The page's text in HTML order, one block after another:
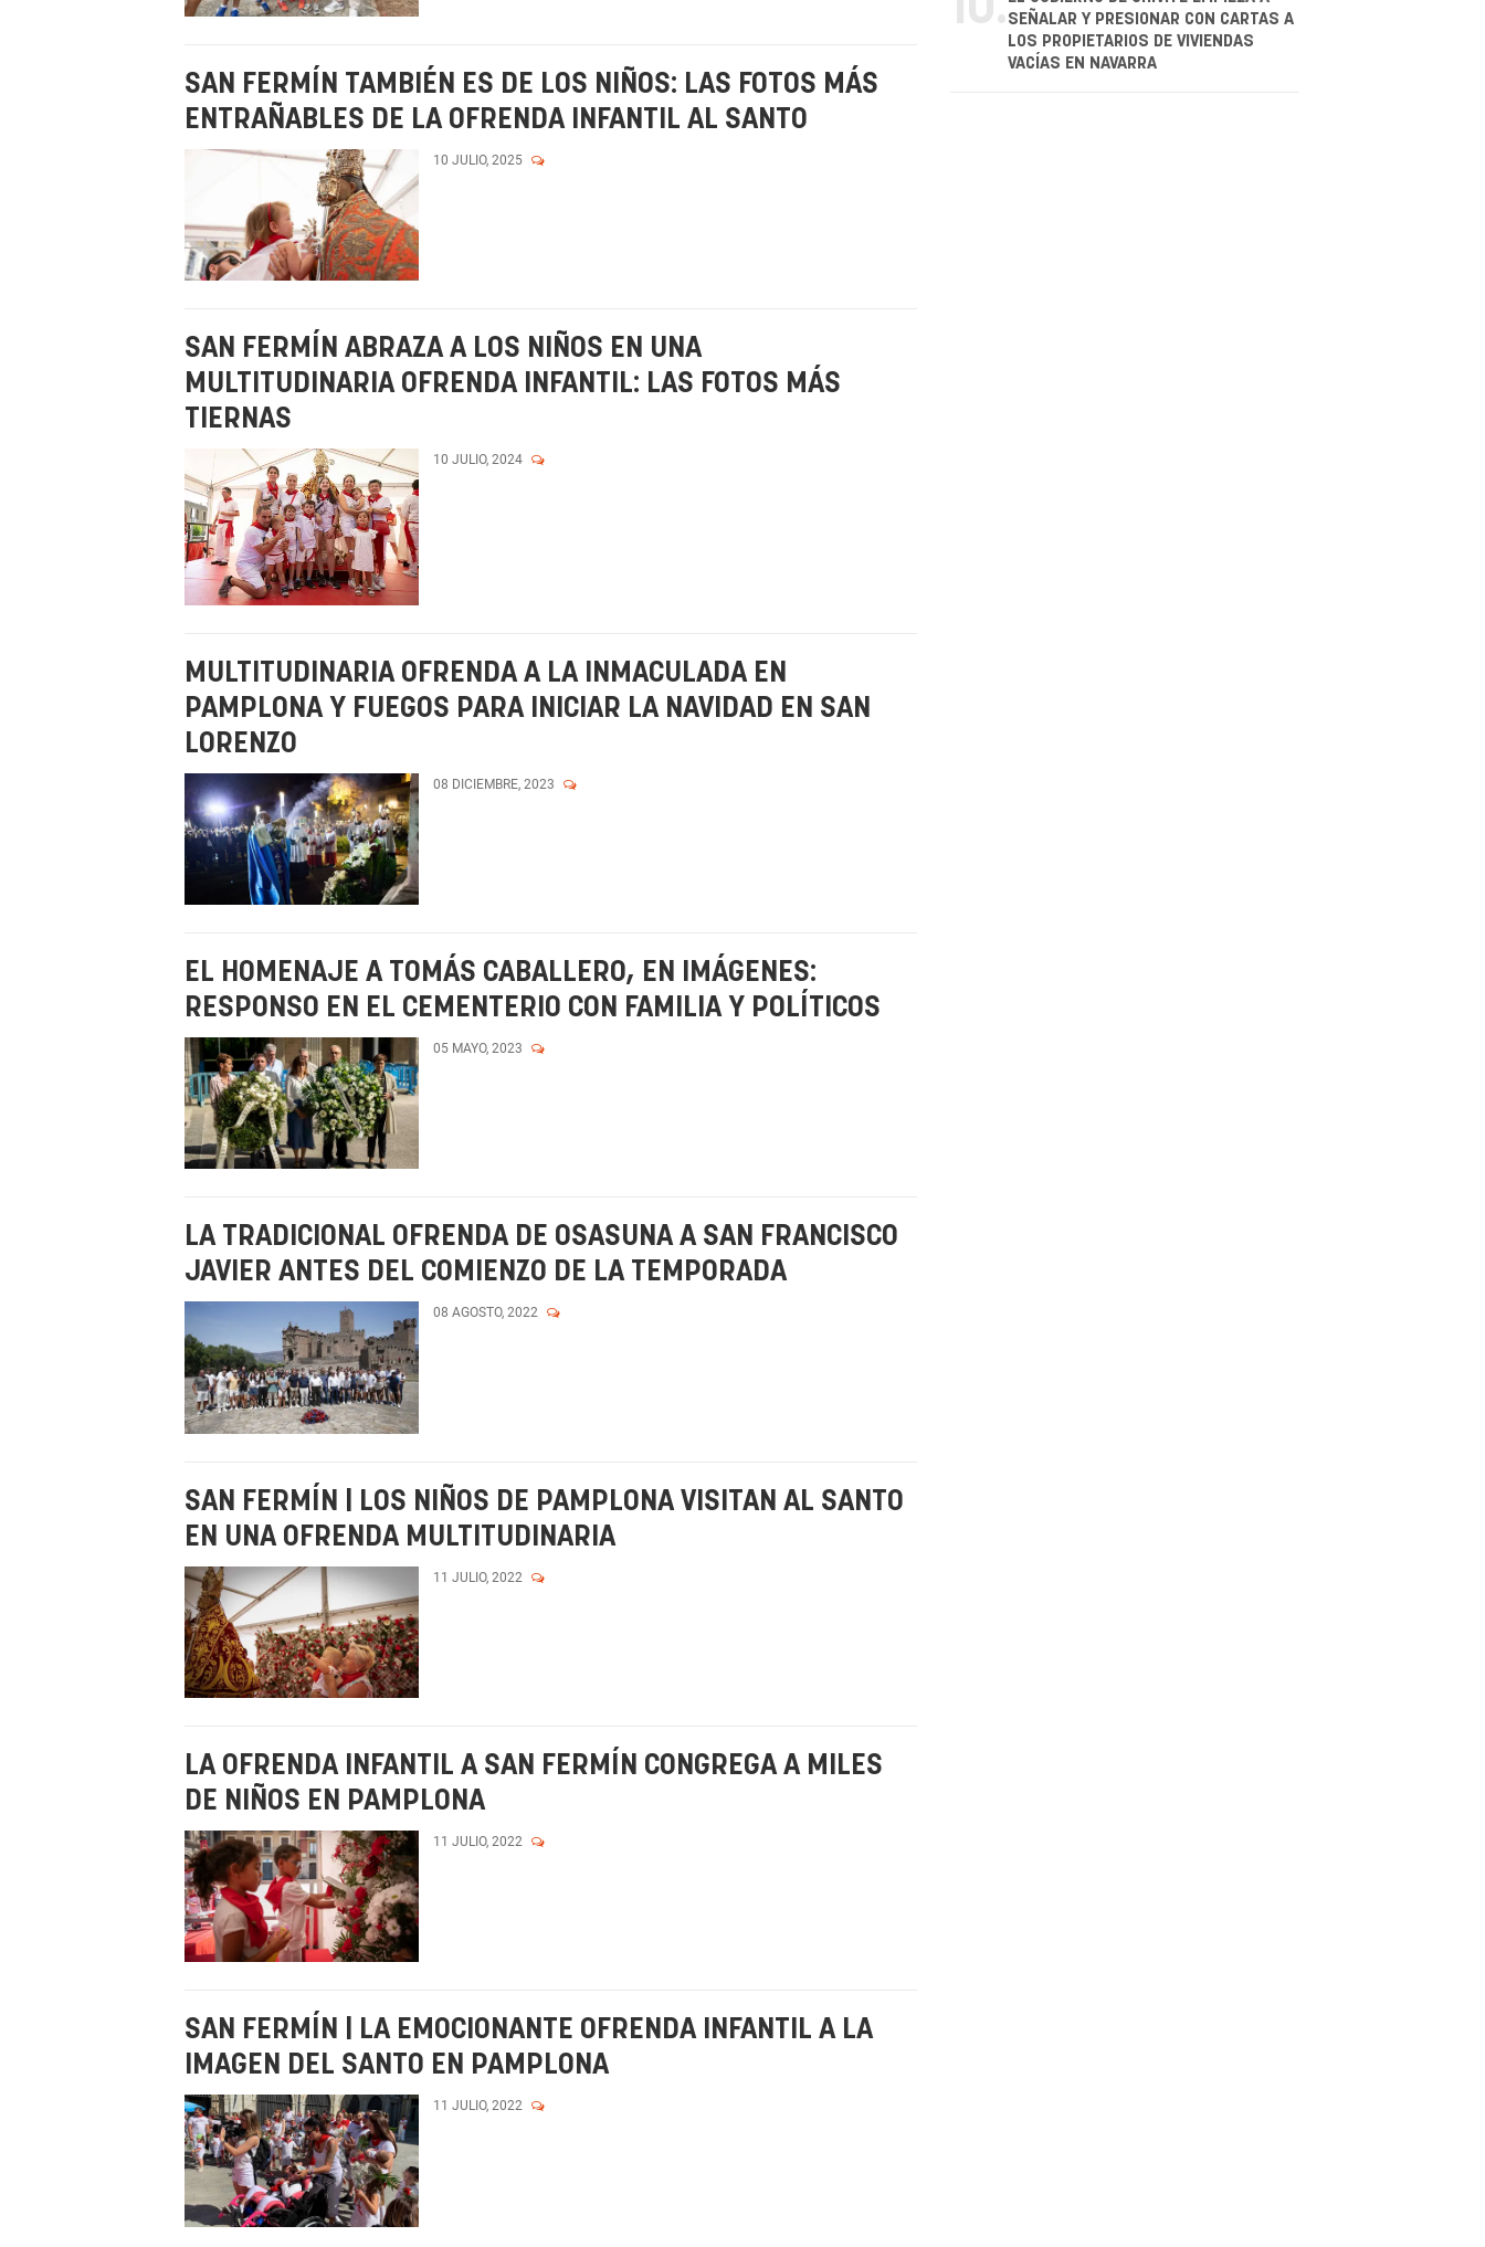
SAN FERMÍN TAMBIÉN ES DE LOS NIÑOS: LAS FOTOS MÁS
ENTRAÑABLES DE LA OFRENDA INFANTIL AL SANTO
10 JULIO, 2025
SAN FERMÍN ABRAZA A LOS NIÑOS EN UNA
MULTITUDINARIA OFRENDA INFANTIL: LAS FOTOS MÁS
TIERNAS
10 JULIO, 2024
MULTITUDINARIA OFRENDA A LA INMACULADA EN
PAMPLONA Y FUEGOS PARA INICIAR LA NAVIDAD EN SAN
LORENZO
08 DICIEMBRE, 2023
EL HOMENAJE A TOMÁS CABALLERO, EN IMÁGENES:
RESPONSO EN EL CEMENTERIO CON FAMILIA Y POLÍTICOS
05 MAYO, 2023
LA TRADICIONAL OFRENDA DE OSASUNA A SAN FRANCISCO
JAVIER ANTES DEL COMIENZO DE LA TEMPORADA
08 AGOSTO, 2022
SAN FERMÍN | LOS NIÑOS DE PAMPLONA VISITAN AL SANTO
EN UNA OFRENDA MULTITUDINARIA
11 JULIO, 2022
LA OFRENDA INFANTIL A SAN FERMÍN CONGREGA A MILES
DE NIÑOS EN PAMPLONA
11 JULIO, 2022
SAN FERMÍN | LA EMOCIONANTE OFRENDA INFANTIL A LA
IMAGEN DEL SANTO EN PAMPLONA
11 JULIO, 2022
SEÑALAR Y PRESIONAR CON CARTAS A
LOS PROPIETARIOS DE VIVIENDAS
VACÍAS EN NAVARRA